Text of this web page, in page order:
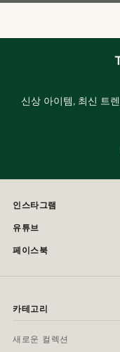
신상 아이템, 최신 트
인스타그램
유튜브
페이스북
카테고리
새로운 컬렉션